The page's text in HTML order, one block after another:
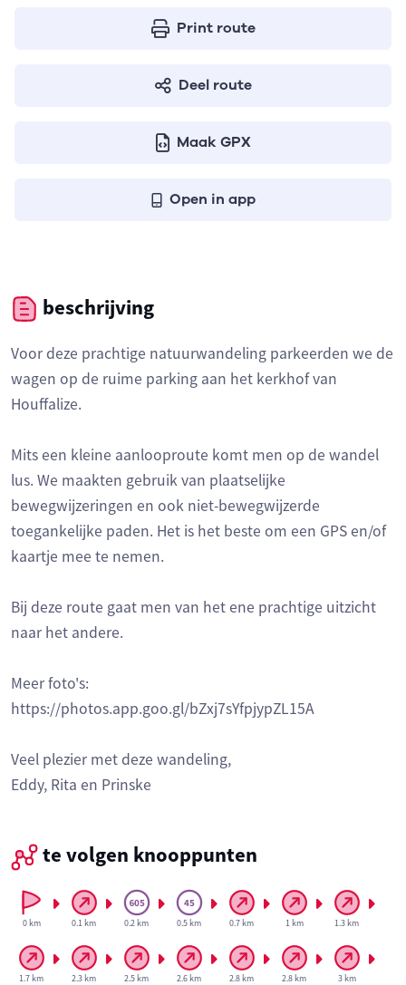
Print route
Deel route
Maak GPX
Open in app
beschrijving
Voor deze prachtige natuurwandeling parkeerden we de
wagen op de ruime parking aan het kerkhof van
Houffalize.
Mits een kleine aanlooproute komt men op de wandel
lus. We maakten gebruik van plaatselijke
bewegwijzeringen en ook niet-bewegwijzerde
toegankelijke paden. Het is het beste om een GPS en/of
kaartje mee te nemen.
Bij deze route gaat men van het ene prachtige uitzicht
naar het andere.
Meer foto's:
https://photos.app.goo.gl/bZxj7sYfpjypZL15A
Veel plezier met deze wandeling,
Eddy, Rita en Prinske
te volgen knooppunten
0 km 0.1 km 0.2 km 0.5 km 0.7 km 1 km 1.3 km
1.7 km 2.3 km 2.5 km 2.6 km 2.8 km 2.8 km 3 km